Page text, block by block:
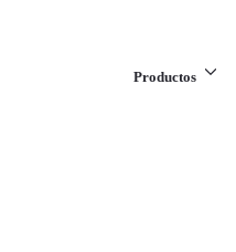
Productos